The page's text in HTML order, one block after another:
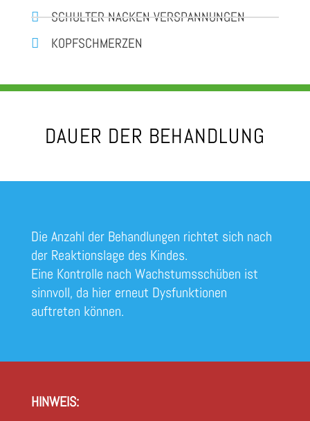
SCHULTER-NACKEN-VERSPANNUNGEN
KOPFSCHMERZEN
DAUER DER BEHANDLUNG
Die Anzahl der Behandlungen richtet sich nach
der Reaktionslage des Kindes.
Eine Kontrolle nach Wachstumsschüben ist
sinnvoll, da hier erneut Dysfunktionen
auftreten können.
HINWEIS: